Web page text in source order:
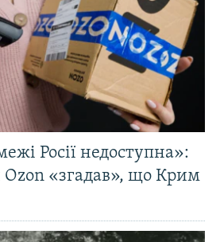
Росії недоступна»:
Ozon «згадав», що Крим